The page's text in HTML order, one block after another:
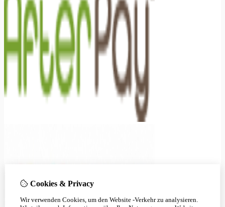
Cookies & Privacy
Wir verwenden Cookies, um den Website -Verkehr zu analysieren.